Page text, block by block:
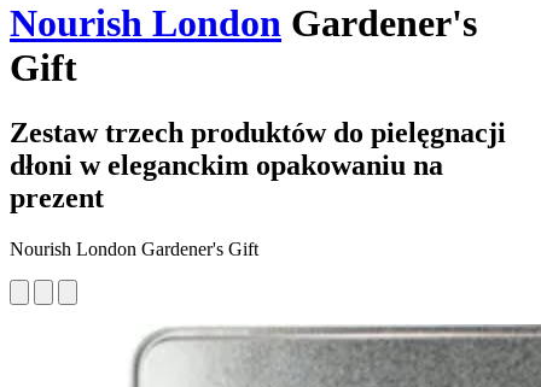
Nourish London Gardener's
Gift
Zestaw trzech produktów do pielęgnacji
dłoni w eleganckim opakowaniu na
prezent
Nourish London Gardener's Gift